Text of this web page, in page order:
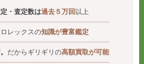
・査定数は過去５万回 以上
レックスの知識が豊富鑑定
だからギリギリの高額買取が可能